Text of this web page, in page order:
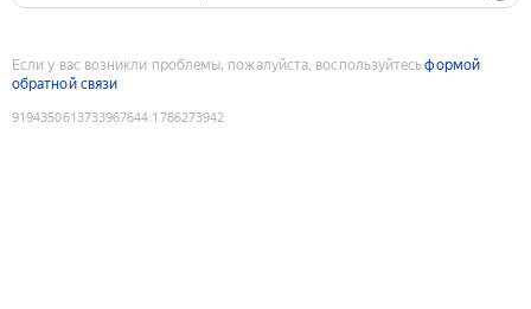
Если у вас возникли проблемы, пожалуйста, воспользуйтесьформой
обратной связи
9194350613733967644:1786273942